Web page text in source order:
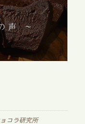
声 ~
コラ研究所